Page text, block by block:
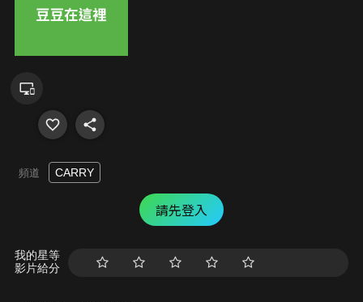
頻道 CARRY
請先登入
我的星等
影片給分